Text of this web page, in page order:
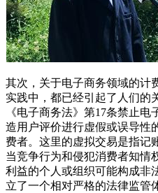
其次，关于电子商务领域的计
实践中，都已经引起了人们的
《电子商务法》第17条禁止
造用户评价进行虚假或误导性
费者。这里的虚拟交易是指记
当竞争行为和侵犯消费者知情
利益的个人或组织可能构成非
立了一个相对严格的法律监管